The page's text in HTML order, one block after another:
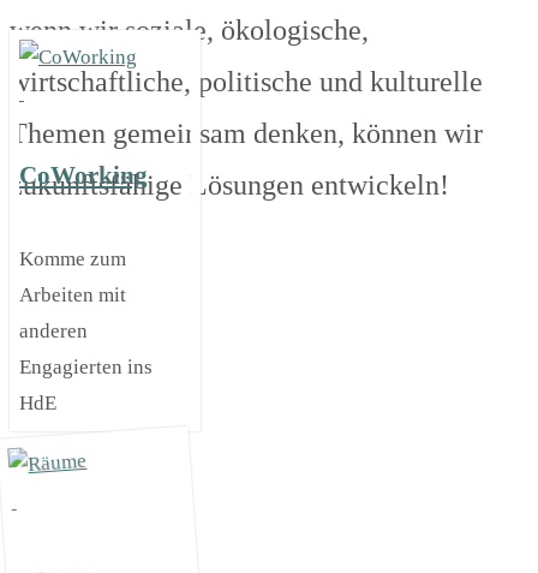
wenn wir soziale, ökologische,
wirtschaftliche, politische und kulturelle
Themen gemeinsam denken, können wir
zukunftsfähige Lösungen entwickeln!
CoWorking
Komme zum
Arbeiten mit
anderen
Engagierten ins
HdE